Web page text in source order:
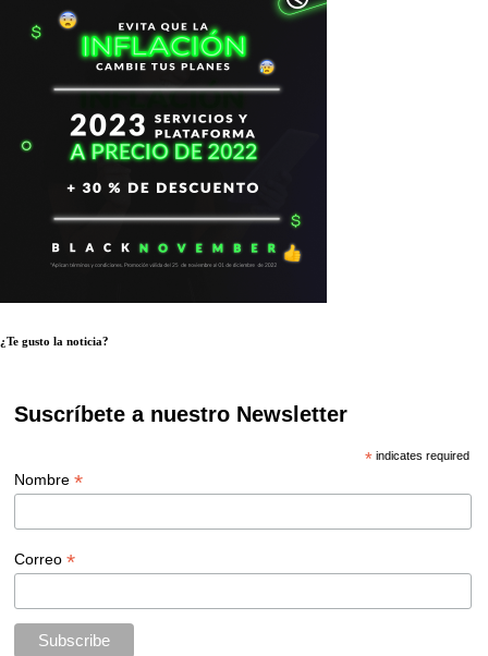
¿Te gusto la noticia?
Suscríbete a nuestro Newsletter
*indicates required
Nombre*
Correo*